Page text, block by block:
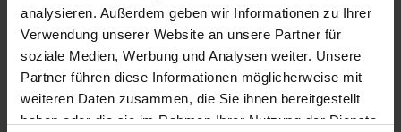
analysieren. Außerdem geben wir Informationen zu Ihrer
Verwendung unserer Website an unsere Partner für
soziale Medien, Werbung und Analysen weiter. Unsere
Partner führen diese Informationen möglicherweise mit
weiteren Daten zusammen, die Sie ihnen bereitgestellt
haben oder die sie im Rahmen Ihrer Nutzung der Dienste